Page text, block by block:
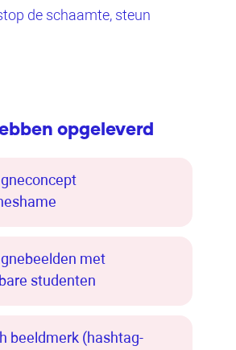
de schaamte, steun
opgeleverd
met
studenten
beeldmerk (hashtag-